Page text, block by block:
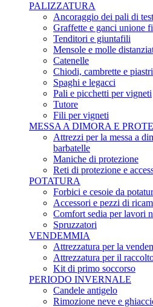
PALIZZATURA
Ancoraggio dei pali di
Graffette e ganci unione
Tenditori e giuntafili
Mensole e molle
Catenelle
Chiodi, cambrette e
Spaghi e legacci
Pali e picchetti per vigneti
Tutore
Fili per vigneti
MESSA A DIMORA E
Attrezzi per la messa a
barbatelle
Maniche di protezione
Reti di protezione e
POTATURA
Forbici e cesoie da
Accessori e pezzi di
Comfort sedia per lavori
Spruzzatori
VENDEMMIA
Attrezzatura per la
Attrezzatura per il
Kit di primo soccorso
PERIODO INVERNALE
Candele antigelo
Rimozione neve e